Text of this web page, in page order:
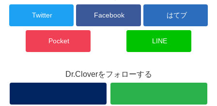
Twitter Facebook はてブ
Pocket LINE
Dr.Cloverをフォローする